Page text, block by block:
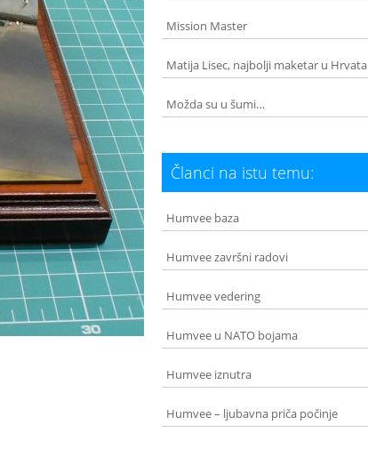
Mission Master
Matija Lisec, najbolji maketar u Hrvata
Možda su u šumi…
Članci na istu temu:
Humvee baza
Humvee završni radovi
Humvee vedering
Humvee u NATO bojama
Humvee iznutra
Humvee – ljubavna priča počinje